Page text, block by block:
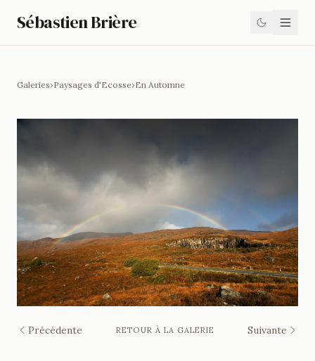
Sébastien Brière
Galeries›Paysages d'Ecosse›En Automne
Précédente RETOUR À LA GALERIE Suivante